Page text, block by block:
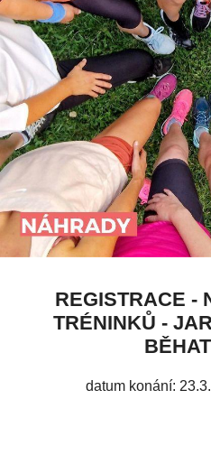
REGISTRACE -
TRÉNINKŮ -
datum konání: